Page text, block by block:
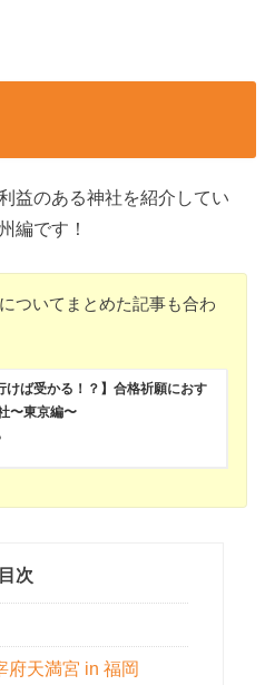
益のある神社を紹介してい
編です！
ついてまとめた記事も合わ
けば受かる！？】合格祈願におす
〜東京編〜
目次
天満宮 in 福岡